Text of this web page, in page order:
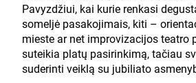
Pavyzdžiui, kai kurie renkasi
someljė pasakojimais, kiti –
mieste ar net improvizacijos teatro
suteikia platų pasirinkimą, tačiau
suderinti veiklą su jubiliato